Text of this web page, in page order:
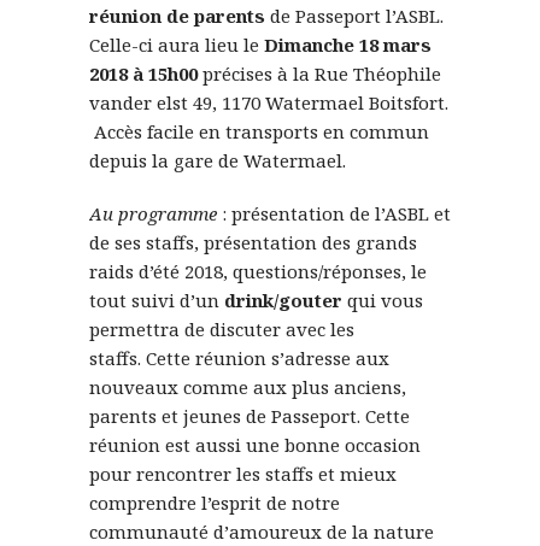
réunion de parents de Passeport l’ASBL.
Celle-ci aura lieu le Dimanche 18 mars
2018 à 15h00précises à la Rue Théophile
vander elst 49, 1170 Watermael Boitsfort.
Accès facile en transports en commun
depuis la gare de Watermael.
Au programme : présentation de l’ASBL et
de ses staffs, présentation des grands
raids d’été 2018, questions/réponses, le
tout suivi d’un drink/gouter qui vous
permettra de discuter avec les
staffs. Cette réunion s’adresse aux
nouveaux comme aux plus anciens,
parents et jeunes de Passeport. Cette
réunion est aussi une bonne occasion
pour rencontrer les staffs et mieux
comprendre l’esprit de notre
communauté d’amoureux de la nature